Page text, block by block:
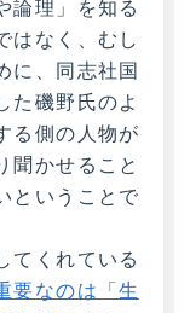
論理」を知る
はなく、むし
に、同志社国
た磯野氏のよ
る側の人物が
聞かせること
ということで
てくれている
要なのは「生